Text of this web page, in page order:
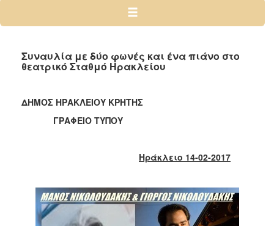
2024
2022
2020
2019
2015
2013
Συναυλία με δύο φωνές και ένα πιάνο στο
θεατρικό Σταθμό Ηρακλείου
ΔΗΜΟΣ ΗΡΑΚΛΕΙΟΥ ΚΡΗΤΗΣ
ΓΡΑΦΕΙΟ ΤΥΠΟΥ
Ηράκλειο 14-02-2017